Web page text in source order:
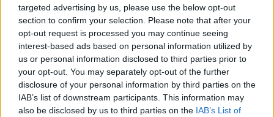
targeted advertising by us, please use the below opt-out
section to confirm your selection. Please note that after your
opt-out request is processed you may continue seeing
interest-based ads based on personal information utilized by
us or personal information disclosed to third parties prior to
your opt-out. You may separately opt-out of the further
disclosure of your personal information by third parties on the
IAB’s list of downstream participants. This information may
also be disclosed by us to third parties on the IAB’s List of